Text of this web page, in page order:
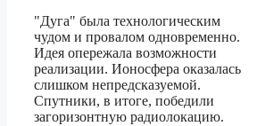
"Дуга" была технологическим
чудом и провалом одновременно.
Идея опережала возможности
реализации. Ионосфера оказалась
слишком непредсказуемой.
Спутники, в итоге, победили
загоризонтную радиолокацию.